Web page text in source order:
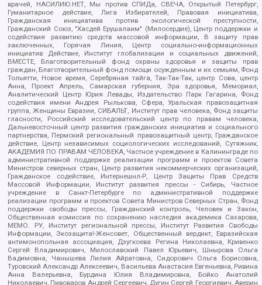
врачей, НАСИЛИЮ.НЕТ, Мы против СПИДа, СВЕЧА, Открытый Петербург,
Гуманитарное действие, Лига Избирателей, Правовая инициатива,
Гражданская инициатива против экологической преступности,
Гражданский Союз, "Хасдей Ерушалаим" (Милосердие), Центр поддержки и
содействия развитию средств массовой информации, В защиту прав
заключенных, Горячая Линия, Центр социально-информационных
инициатив Действие, Институт глобализации и социальных движений,
ВМЕСТЕ, Благотворительный фонд охраны здоровья и защиты прав
граждан, Благотворительный фонд помощи осужденным и их семьям, Фонд
Тольятти, Новое время, Серебряная тайга, Так-Так-Так, центр Сова, центр
Анна, Проект Апрель, Самарская губерния, Эра здоровья, Мемориал,
Аналитический Центр Юрия Левады, Издательство Парк Гагарина, Фонд
содействия имени Андрея Рылькова, Сфера, Уральская правозащитная
группа, Женщины Евразии, СИБАЛЬТ, Институт прав человека, Фонд защиты
гласности, Российский исследовательский центр по правам человека,
Дальневосточный центр развития гражданских инициатив и социального
партнерства, Пермский региональный правозащитный центр, Гражданское
действие, Центр независимых социологических исследований, Сутяжник,
АКАДЕМИЯ ПО ПРАВАМ ЧЕЛОВЕКА, Частное учреждение в Калининграде по
административной поддержке реализации программ и проектов Совета
Министров северных стран, Центр развития некоммерческих организаций,
Гражданское содействие, Интернешнл-Р, Центр Защиты Прав Средств
Массовой Информации, Институт развития прессы - Сибирь, Частное
учреждение в Санкт-Петербурге по административной поддержке
реализации программ и проектов Совета Министров Северных Стран, Фонд
поддержки свободы прессы, Гражданский контроль, Человек и Закон,
Общественная комиссия по сохранению наследия академика Сахарова,
МЕМО. РУ, Институт региональной прессы, Институт Развития Свободы
Информации, Экозащита!-Женсовет, Общественный вердикт, Евразийская
антимонопольная ассоциация, Дзугкоева Регина Николаевна, Кривенко
Сергей Владимирович, Милославский Павел Юрьевич, Шнырова Ольга
Вадимовна, Чанышева Лилия Айратовна, Сидорович Ольга Борисовна,
Туровский Александр Алексеевич, Васильева Анастасия Евгеньевна, Ривина
Анна Валерьевна, Бурдина Юлия Владимировна, Бойко Анатолий
Николаевич, Пивоваров Андрей Сергеевич, Дугин Сергей Георгиевич, Аверин